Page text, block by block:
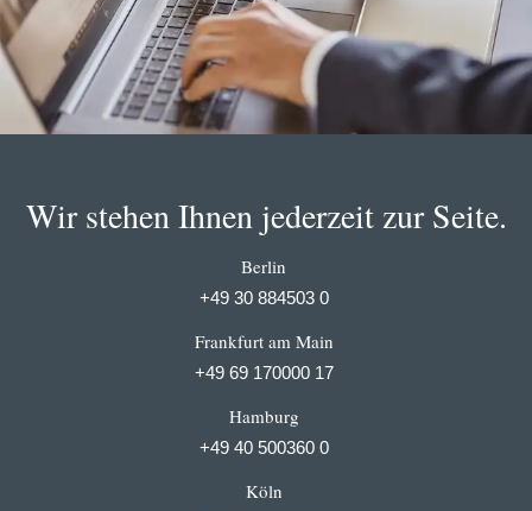
Wir stehen Ihnen jederzeit zur Seite.
Berlin
+49 30 884503 0
Frankfurt am Main
+49 69 170000 17
Hamburg
+49 40 500360 0
Köln